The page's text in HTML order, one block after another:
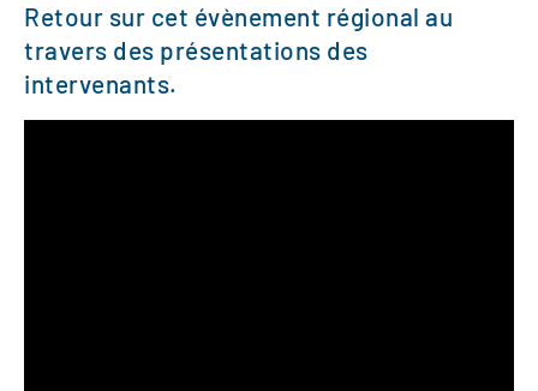
Retour sur cet évènement régional au
travers des présentations des
intervenants.